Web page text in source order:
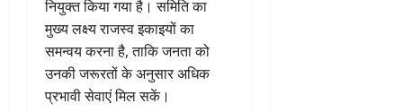
नियुक्त किया गया है। समिति का
मुख्य लक्ष्य राजस्व इकाइयों का
समन्वय करना है, ताकि जनता को
उनकी जरूरतों के अनुसार अधिक
प्रभावी सेवाएं मिल सकें।